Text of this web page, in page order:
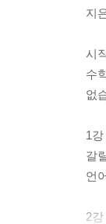
지
시
수
없
1
갈
언
2